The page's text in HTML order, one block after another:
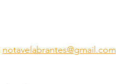
notavelabrantes@gmail.com